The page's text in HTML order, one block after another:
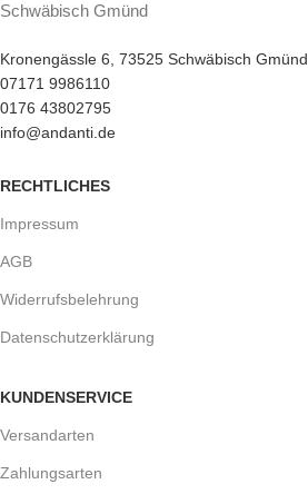
Schwäbisch Gmünd
Kronengässle 6, 73525 Schwäbisch Gmünd
07171 9986110
0176 43802795
info@andanti.de
RECHTLICHES
Impressum
AGB
Widerrufsbelehrung
Datenschutzerklärung
KUNDENSERVICE
Versandarten
Zahlungsarten